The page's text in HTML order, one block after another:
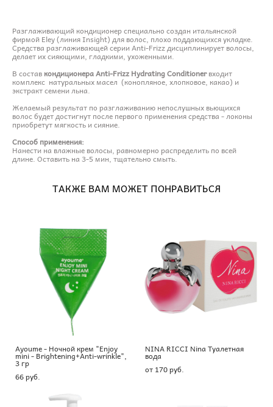
Разглаживающий кондиционер специально создан итальянской
фирмой Eley (линия Insight) для волос, плохо поддающихся укладке.
Средства разглаживающей серии Anti-Frizz дисциплинирует волосы,
делает их сияющими, гладкими, ухоженными.
В состав кондиционера Anti-Frizz Hydrating Conditionerвходит
комплекс натуральных масел (конопляное, хлопковое, какао) и
экстракт семени льна.
Желаемый результат по разглаживанию непослушных вьющихся
волос будет достигнут после первого применения средства - локоны
приобретут мягкость и сияние.
Способ применения:
Нанести на влажные волосы, равномерно распределить по всей
длине. Оставить на 3-5 мин, тщательно смыть.
ТАКЖЕ ВАМ МОЖЕТ ПОНРАВИТЬСЯ
Ayoume - Ночной крем "Enjoy
mini - Brightening+Anti-wrinkle",
3 гр
66 pуб.
NINA RICCI Nina Туалетная
вода
от 170 pуб.